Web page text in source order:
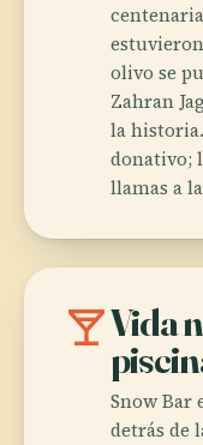
olivo se
Zahran
la
donativo;
llamas a
local_barVida
Snow Bar
detrás de